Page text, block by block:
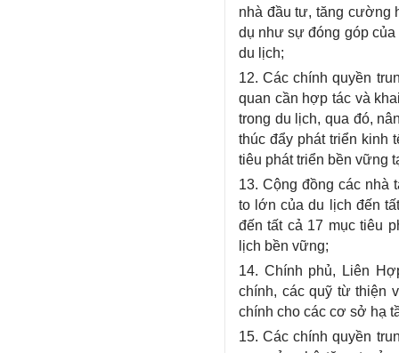
nhà đầu tư, tăng cường
dụ như sự đóng góp
du lịch;
12. Các chính quyền
quan cần hợp tác và
trong du lịch, qua đó,
thúc đẩy phát triển kinh
tiêu phát triển bền vững
13. Cộng đồng các nhà
to lớn của du lịch đến
đến tất cả 17 mục tiêu
lịch bền vững;
14. Chính phủ, Liên
chính, các quỹ từ thiện
chính cho các cơ sở hạ
15. Các chính quyền